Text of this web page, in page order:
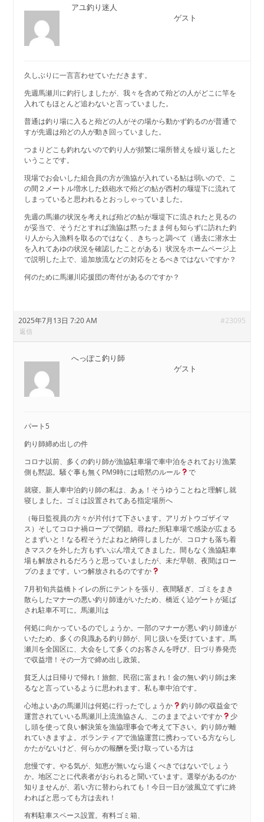
アユ釣り迷人
ゲスト
久しぶりに一言言わせていただきます。
先週馬瀬川に釣行しましたが、我々を含めて殆どの人がどこに竿を
入れてもほとんど追わないと言っていました。
普通は釣り場に入ると殆どの人がその場から動かず釣るのが普通で
すが先週は殆どの人が動き回っていました。
つまりどこも釣れないので釣り人が頻繁に場所替えを繰り返したと
いうことです。
現場でお会いした組合員の方が漁協が入れている鮎は弱いので、こ
の間２メートル増水した鉄砲水で殆どの鮎が西村の堰堤下に流れて
しまっていると思われるとおっしゃっていました。
先週の馬瀬の状況を考えれば殆どの鮎が堰堤下に流されたと見るの
が妥当で、そうだとすれば漁協は黙ったまま何も知らずに訪れた釣
り人から入漁料を取るのではなく、きちっと調べて（過去に潜水士
を入れてあゆの状況を確認したことがある）状況をホームページ上
で説明した上で、追加放流などの対応をとるべきではないですか？
何のために馬瀬川応援団の寄付があるのですか？
2025年7月13日 7:20 AM #23095
返信
へっぽこ釣り師
ゲスト
パート5
釣り師締め出しの件
コロナ以前、多くの釣り師が漁協駐車場で車中泊をされており漁業
側も黙認。騒ぐ事も無くPM9時には暗黙のルール
で
就寝。新人車中泊釣り師の私は、あぁ！そうゆうことねと理解し就
寝しました。ゴミは設置されてある指定場所へ
（毎日監視員の方々が片付けて下さいます。アリガトウゴザイマ
ス）そしてコロナ禍ロープで閉鎖。尋ねた所駐車場で感染が広まる
とまずいと！なる程そうだよねと納得しましたが、コロナも落ち着
きマスクを外した方もずいぶん増えてきました。間もなく漁協駐車
場も解放されるだろうと思っていましたが、未だ早朝、夜間はロー
プのままです。いつ解放されるのですか
7月初旬共益橋トイレの所にテントを張り、夜間騒ぎ、ゴミをまき
散らしたマナーの悪い釣り師達がいたため、橋近く迠ゲートが延ば
され駐車不可に。馬瀬川は
何処に向かっているのでしょうか。一部のマナーが悪い釣り師達が
いたため、多くの良識ある釣り師が、同じ扱いを受けています。馬
瀬川を全国区に、大会をして多くのお客さんを呼び、日づり券発売
で収益増！その一方で締め出し政策。
貧乏人は日帰りで帰れ！旅館、民宿に富まれ！金の無い釣り師は来
るなと言っているように思われます。私も車中泊です。
心地よいあの馬瀬川は何処に行ったでしょうか
釣り師の収益金で
運営されていいる馬瀬川上流漁協さん、このままでよいですか
少
し頭を使って良い解決策を漁協理事会で考えて下さい。釣り師が離
れていきますよ。ボランティアで漁協運営に携わっている方ならし
かたがないけど、何らかの報酬を受け取っている方は
怠慢です。やる気が、知恵が無いなら退くべきではないでしょう
か。地区ごとに代表者がおられると聞いています。選挙があるのか
知りませんが、若い方に替わられても！今日一日が波風立てずに終
わればと思っても方は去れ！
有料駐車スペース設置。有料ゴミ箱、